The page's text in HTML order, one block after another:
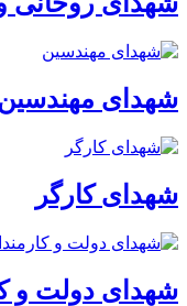
شهدای
شهدای کارگر
شهدای دولت و